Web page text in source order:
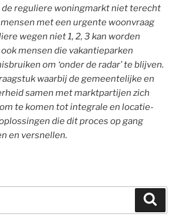
de reguliere woningmarkt niet terecht
mensen met een urgente woonvraag
wegen niet 1, 2, 3 kan worden
mensen die vakantieparken
om ‘onder de radar’ te blijven.
waarbij de gemeentelijke en
samen met marktpartijen zich
te komen tot integrale en locatie-
die dit proces op gang
en versnellen.